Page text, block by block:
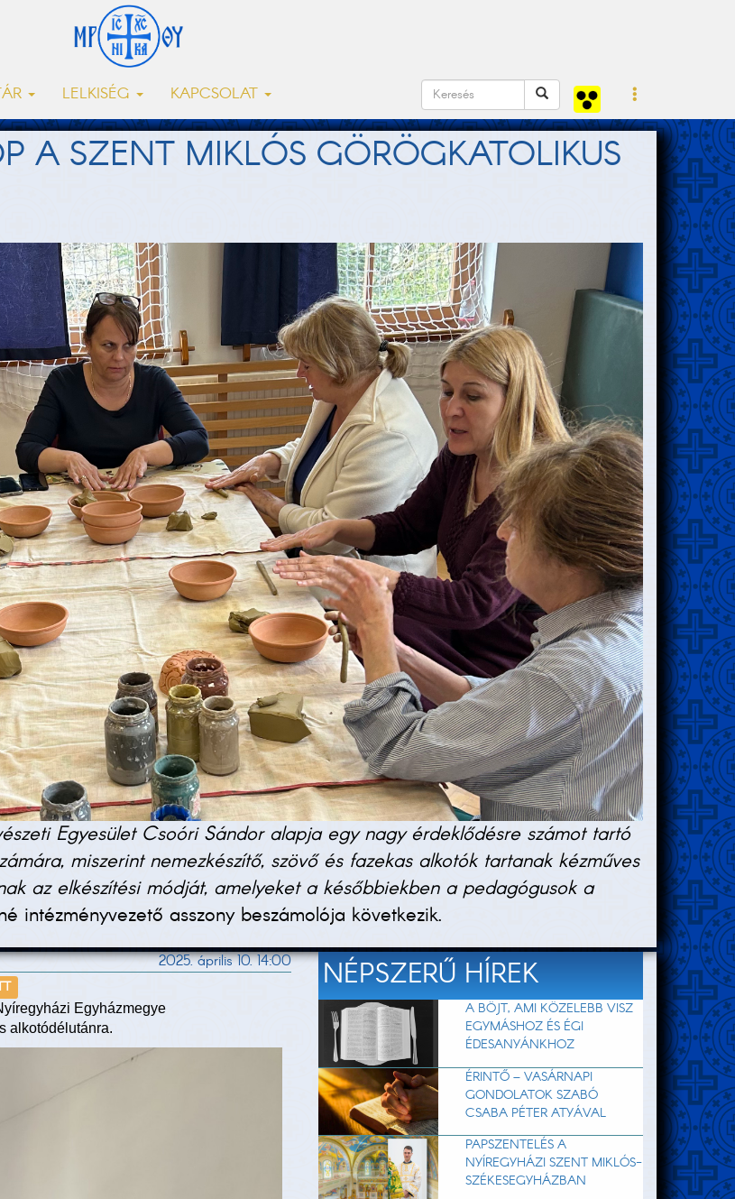
LELKISÉG KAPCSOLAT
A SZENT MIKLÓS GÖRÖGKATOLIKUS
Egyesület Csoóri Sándor alapja egy nagy érdeklődésre számot tartó
miszerint nemezkészítő, szövő és fazekas alkotók tartanak kézműves
az elkészítési módját, amelyeket a későbbiekben a pedagógusok a
intézményvezető asszony beszámolója következik.
2025. április 10. 14:00
Egyházmegye
alkotódélutánra.
NÉPSZERŰ HÍREK
A BÖJT, AMI KÖZELEBB VISZ
EGYMÁSHOZ ÉS ÉGI
ÉDESANYÁNKHOZ
ÉRINTŐ – VASÁRNAPI
GONDOLATOK SZABÓ
CSABA PÉTER ATYÁVAL
PAPSZENTELÉS A
NYÍREGYHÁZI SZENT MIKLÓS-
SZÉKESEGYHÁZBAN